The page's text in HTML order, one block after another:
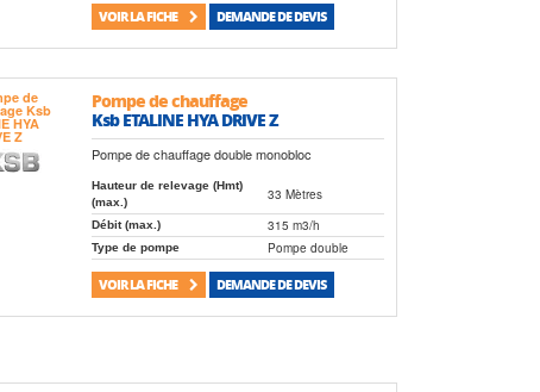
VOIR LA FICHE DEMANDE DE DEVIS
Pompe de chauffage
Ksb ETALINE HYA DRIVE Z
Pompe de chauffage double monobloc
Hauteur de relevage (Hmt)
(max.)
33 Mètres
Débit (max.) 315 m3/h
Type de pompe Pompe double
VOIR LA FICHE DEMANDE DE DEVIS